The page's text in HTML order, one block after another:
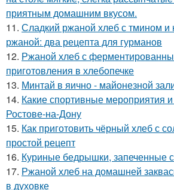
приятным домашним вкусом.
11. Сладкий ржаной хлеб с тмином и
ржаной: два рецепта для гурманов
12. Ржаной хлеб с
приготовления в хлебопечке
13. Минтай в яично - майонезной
14. Какие спортивные мероприятия
Ростове-на-Дону
15. Как приготовить чёрный хлеб с
простой рецепт
16. Куриные бедрышки, запеченные
17. Ржаной хлеб на домашней
в духовке